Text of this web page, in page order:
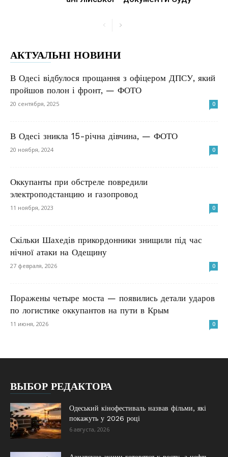
АКТУАЛЬНІ НОВИНИ
В Одесі відбулося прощання з офіцером ДПСУ, який
пройшов полон і фронт, — ФОТО
20 сентября, 2025 0
В Одесі зникла 15-річна дівчина, — ФОТО
20 ноября, 2024 0
Оккупанты при обстреле повредили
электроподстанцию ​​и газопровод
11 ноября, 2023 0
Скільки Шахедів прикордонники знищили під час
нічної атаки на Одещину
27 февраля, 2026 0
Поражены четыре моста — появились детали ударов
по логистике оккупантов на пути в Крым
11 июня, 2026 0
ВЫБОР РЕДАКТОРА
Одеський кінофестиваль назвав фільми, які
покажуть у 2026 році
6 августа, 2026